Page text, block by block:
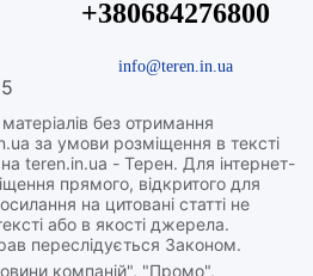
без отримання
за умови розміщення в тексті
teren.in.ua - Терен. Для інтернет-
прямого, відкритого для
на цитовані статті не
або в якості джерела.
переслідується Законом.
компаній", "Промо",
+380684276800
info@teren.in.ua